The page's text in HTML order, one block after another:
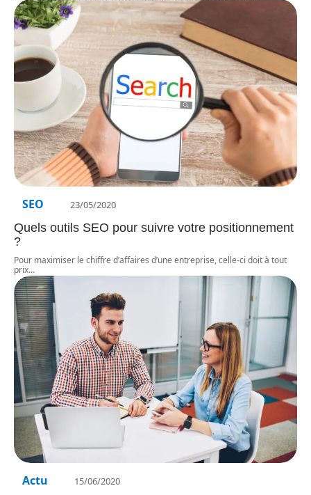
SEO 23/05/2020
Quels outils SEO pour suivre votre positionnement
?
Pour maximiser le chiffre d’affaires d’une entreprise, celle-ci doit à tout
prix…
Actu 15/06/2020